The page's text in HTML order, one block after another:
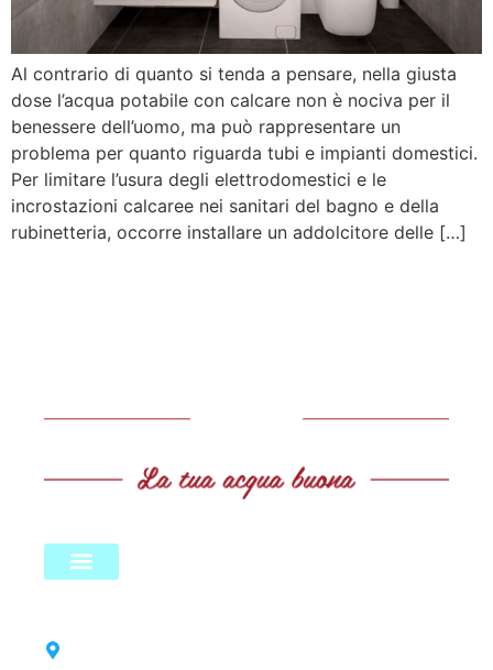
Al contrario di quanto si tenda a pensare, nella giusta
dose l’acqua potabile con calcare non è nociva per il
benessere dell’uomo, ma può rappresentare un
problema per quanto riguarda tubi e impianti domestici.
Per limitare l’usura degli elettrodomestici e le
incrostazioni calcaree nei sanitari del bagno e della
rubinetteria, occorre installare un addolcitore delle […]